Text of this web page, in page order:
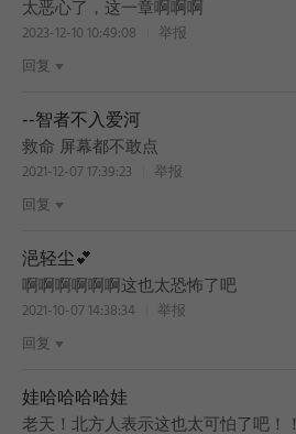
太恶心了，这一章啊啊啊
2023-12-10 10:49:08
举报
回复
--智者不入爱河
救命 屏幕都不敢点
2021-12-07 17:39:23
举报
回复
浥轻尘💕
啊啊啊啊啊啊这也太恐怖了吧
2021-10-07 14:38:34
举报
回复
娃哈哈哈哈娃
老天！北方人表示这也太可怕了吧！！